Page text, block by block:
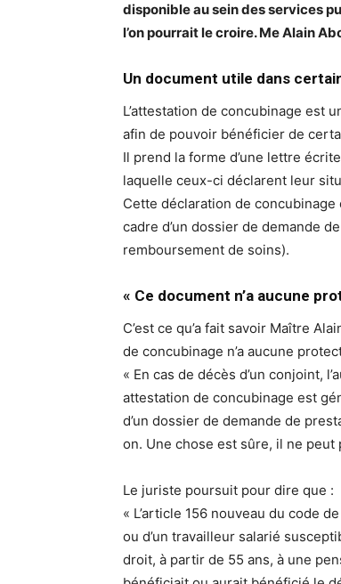
disponible au sein des services
l’on pourrait le croire. Me Alain
Un document utile dans
L’attestation de concubinage est
afin de pouvoir bénéficier de
Il prend la forme d’une lettre
laquelle ceux-ci déclarent leur
Cette déclaration de
cadre d’un dossier de demande
remboursement de soins).
« Ce document n’a aucune
C’est ce qu’a fait savoir Maître
de concubinage n’a aucune
« En cas de décès d’un conjoint,
attestation de concubinage est
d’un dossier de demande de
on. Une chose est sûre, il ne peut
Le juriste poursuit pour dire que :
« L’article 156 nouveau du code
ou d’un travailleur salarié
droit, à partir de 55 ans, à une